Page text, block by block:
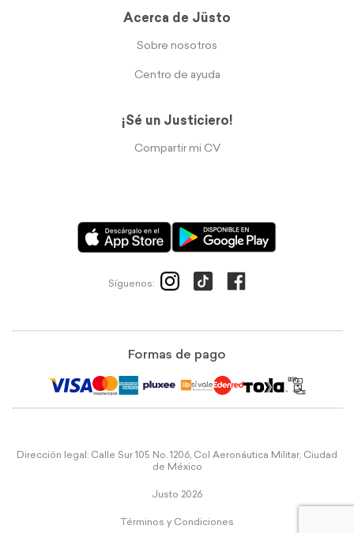
Acerca de Jüsto
Sobre nosotros
Centro de ayuda
¡Sé un Justiciero!
Compartir mi CV
Síguenos:
Formas de pago
Dirección legal: Calle Sur 105 No. 1206, Col Aeronáutica Militar, Ciudad
de México
Justo 2026
Términos y Condiciones